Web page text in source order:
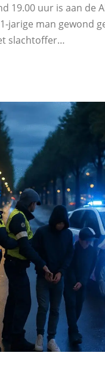
19.00 uur is aan de
jarige man gewond
slachtoffer…